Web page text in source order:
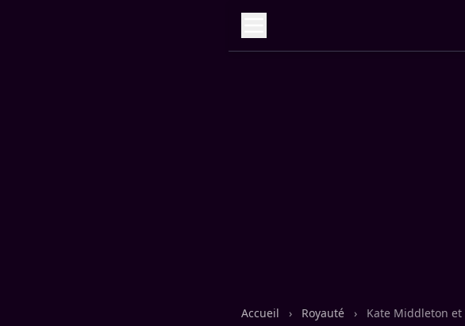
Accueil › Royauté › Kate Middleton